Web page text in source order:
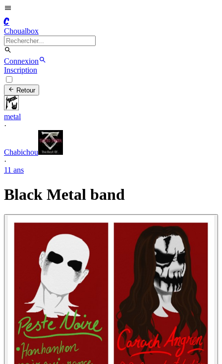
C
Choualbox
Connexion
Inscription
Retour
metal
·
Chabichou
·
11 ans
Black Metal band